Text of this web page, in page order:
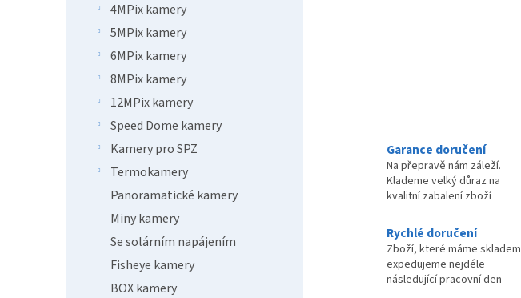
4MPix kamery
5MPix kamery
6MPix kamery
8MPix kamery
12MPix kamery
Speed Dome kamery
Kamery pro SPZ
Termokamery
Panoramatické kamery
Miny kamery
Se solárním napájením
Fisheye kamery
BOX kamery
Garance doručení
Na přepravě nám záleží.
Klademe velký důraz na
kvalitní zabalení zboží
Rychlé doručení
Zboží, které máme skladem
expedujeme nejdéle
následující pracovní den